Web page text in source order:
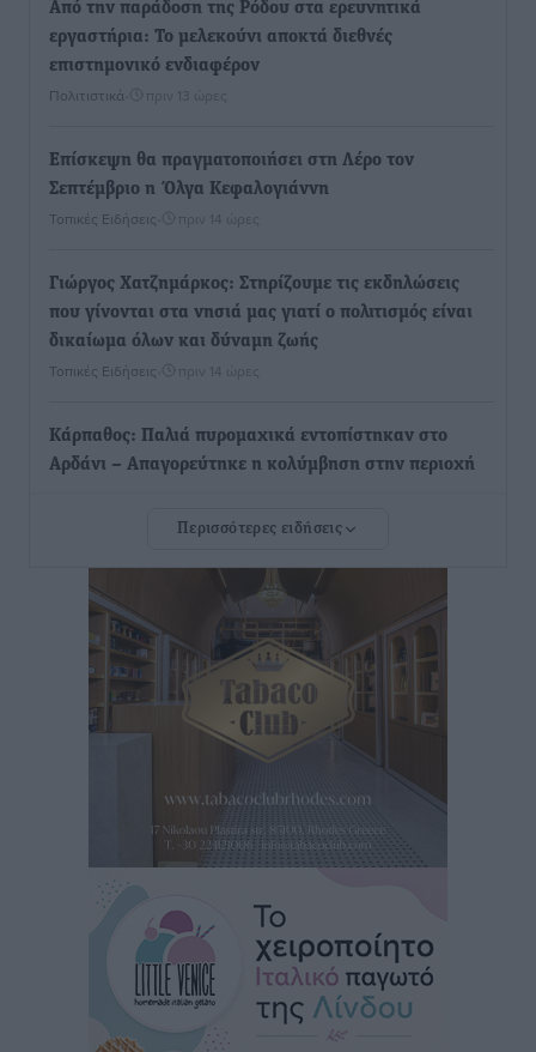
Από την παράδοση της Ρόδου στα ερευνητικά
εργαστήρια: Το μελεκούνι αποκτά διεθνές
επιστημονικό ενδιαφέρον
Πολιτιστικά πριν 13 ώρες
Επίσκεψη θα πραγματοποιήσει στη Λέρο τον
Σεπτέμβριο η Όλγα Κεφαλογιάννη
Τοπικές Ειδήσεις πριν 14 ώρες
Γιώργος Χατζημάρκος: Στηρίζουμε τις εκδηλώσεις
που γίνονται στα νησιά μας γιατί ο πολιτισμός είναι
δικαίωμα όλων και δύναμη ζωής
Τοπικές Ειδήσεις πριν 14 ώρες
Κάρπαθος: Παλιά πυρομαχικά εντοπίστηκαν στο
Αρδάνι – Απαγορεύτηκε η κολύμβηση στην περιοχή
εφησυχασμού» – Σε πλήρη ετοιμότητα ο μηχανισμός
• πριν 15 ώρες
Καιρός: Επιμένουν οι υψηλές θερμοκρασίες – Ισχυρά
μελτέμια έως 9 μποφόρ, σε «Red Code» 6 περιοχές
πριν 16 ώρες
Τα φοιτητικά ενοίκια «τινάζουν στον αέρα» τους
οικογενειακούς προϋπολογισμούς
Ειδήσεις• πριν 16 ώρες
Δύο νέοι ξενώνες παραδόθηκαν στις Ένοπλες
Δυνάμεις στη νήσο Ρω
Τοπικές Ειδήσεις πριν 16 ώρες
Περισσότερες ειδήσεις